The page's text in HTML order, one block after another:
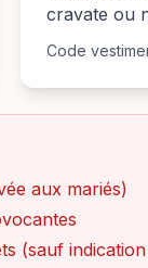
cravate ou
Code
aux mariés)
(sauf